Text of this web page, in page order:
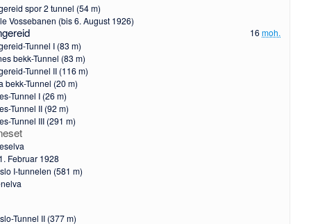
spor 2 tunnel (54 m)
Vossebanen (bis 6. August 1926)
16moh.
Tunnel I (83 m)
bekk-Tunnel (83 m)
Tunnel II (116 m)
bekk-Tunnel (20 m)
Tunnel I (26 m)
Tunnel II (92 m)
Tunnel III (291 m)
Februar 1928
I-tunnelen (581 m)
Tunnel II (377 m)